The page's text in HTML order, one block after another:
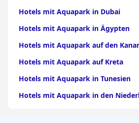
Hotels mit Aquapark in Dubai
Hotels mit Aquapark in Ägypten
Hotels mit Aquapark auf den
Hotels mit Aquapark auf Kreta
Hotels mit Aquapark in Tunesien
Hotels mit Aquapark in den